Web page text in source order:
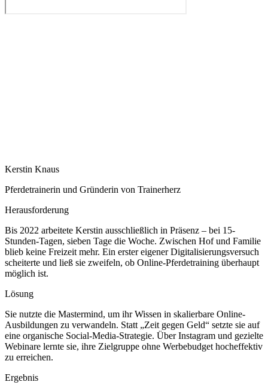
Kerstin Knaus
Pferdetrainerin und Gründerin von Trainerherz
Herausforderung
Bis 2022 arbeitete Kerstin ausschließlich in Präsenz – bei 15-
Stunden-Tagen, sieben Tage die Woche. Zwischen Hof und Familie
blieb keine Freizeit mehr. Ein erster eigener Digitalisierungsversuch
scheiterte und ließ sie zweifeln, ob Online-Pferdetraining überhaupt
möglich ist.
Lösung
Sie nutzte die Mastermind, um ihr Wissen in skalierbare Online-
Ausbildungen zu verwandeln. Statt „Zeit gegen Geld“ setzte sie auf
eine organische Social-Media-Strategie. Über Instagram und gezielte
Webinare lernte sie, ihre Zielgruppe ohne Werbebudget hocheffektiv
zu erreichen.
Ergebnis